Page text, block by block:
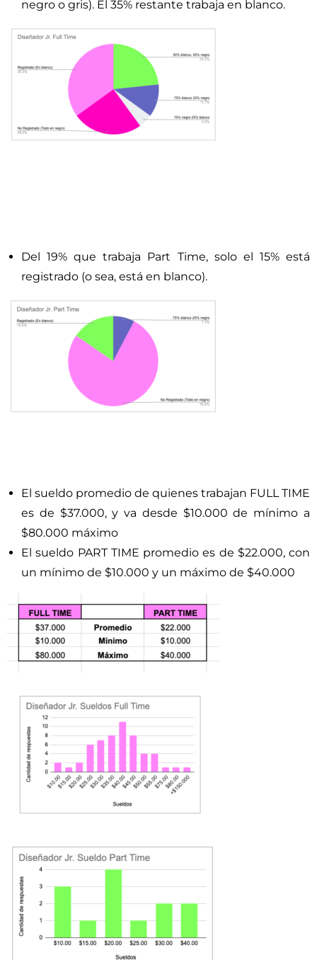
negro o gris). El 35% restante trabaja en blanco.
Del 19% que trabaja Part Time, solo el 15% está
registrado (o sea, está en blanco).
El sueldo promedio de quienes trabajan FULL TIME
es de $37.000, y va desde $10.000 de mínimo a
$80.000 máximo
El sueldo PART TIME promedio es de $22.000, con
un mínimo de $10.000 y un máximo de $40.000